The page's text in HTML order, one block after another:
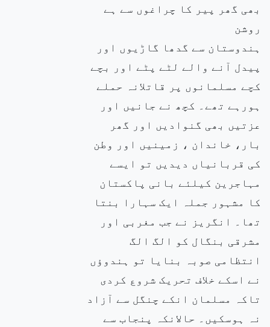
بھی گھر پیر کا چراغوں سے ہے
روشن
ہندوستان سے گدھا گاڑیوں اور
پیدل آنے والے لٹے پٹے اور بچے
کچے مسلمانوں پر قاتلانہ حملے
ہورہے تھے۔ کچھ نے جانیں اور
عزتیں بھی گنوادیں اور گھر
بار، خاندان ، زمینیں اور وطن
کی قربانیاں دیدیں تو ایسے
مہاجرین کیلئے بانی پاکستان
کا مشہور جملہ ایک سہارا بنتا
تھا۔ انگریز نے جب مغربی اور
مشرقی بنگال کو الگ الگ
انتظامی صوبہ بنایا تو ہندوؤں
نے اسکے خلاف تحریک شروع کردی
تاکہ مسلمان انکے چنگل سے آزاد
نہ ہوسکیں۔ حالانکہ پنجاب سے